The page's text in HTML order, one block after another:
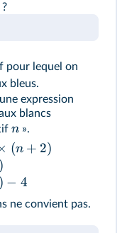
pour lequel on
bleus.
expression
blancs
n ».
(n + 2)
)
) − 4
ne convient pas.